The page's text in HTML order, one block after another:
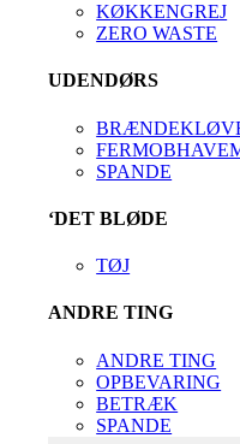
KØKKENGREJ
ZERO WASTE
UDENDØRS
SPANDE
‘DET BLØDE
TØJ
ANDRE TING
ANDRE TING
OPBEVARING
BETRÆK
SPANDE